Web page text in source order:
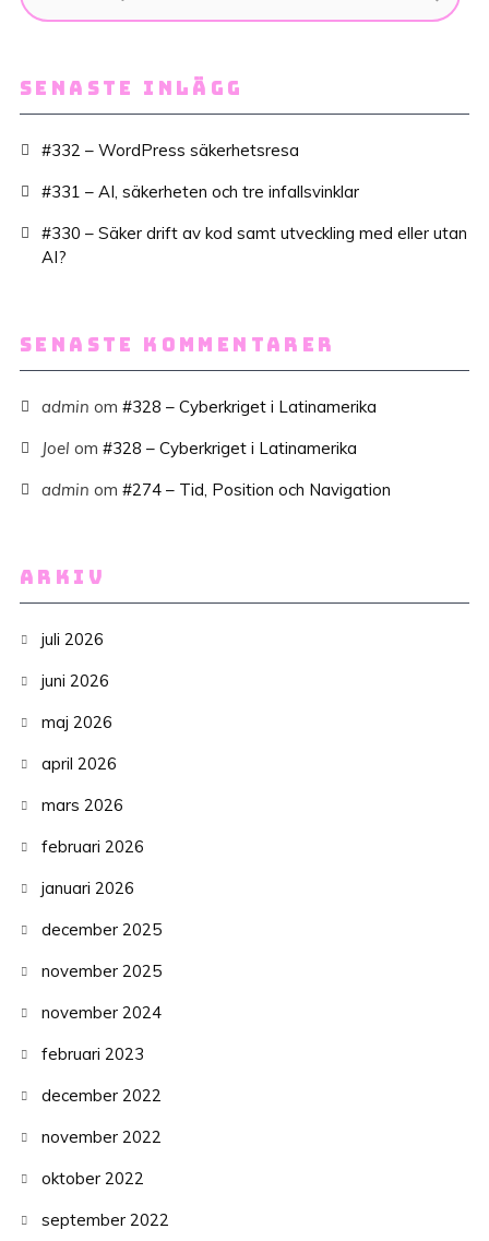
SENASTE INLÄGG
#332 – WordPress säkerhetsresa
#331 – AI, säkerheten och tre infallsvinklar
#330 – Säker drift av kod samt utveckling med eller utan
AI?
SENASTE KOMMENTARER
admin om #328 – Cyberkriget i Latinamerika
Joel om #328 – Cyberkriget i Latinamerika
admin om #274 – Tid, Position och Navigation
ARKIV
juli 2026
juni 2026
maj 2026
april 2026
mars 2026
februari 2026
januari 2026
december 2025
november 2025
november 2024
februari 2023
december 2022
november 2022
oktober 2022
september 2022